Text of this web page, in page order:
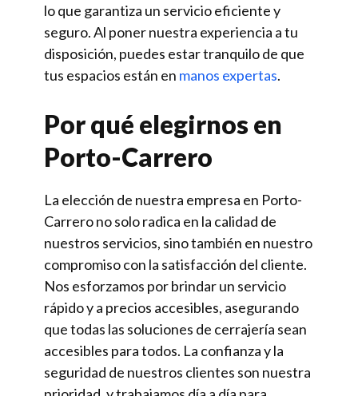
lo que garantiza un servicio eficiente y
seguro. Al poner nuestra experiencia a tu
disposición, puedes estar tranquilo de que
tus espacios están en manos expertas.
Por qué elegirnos en
Porto-Carrero
La elección de nuestra empresa en Porto-
Carrero no solo radica en la calidad de
nuestros servicios, sino también en nuestro
compromiso con la satisfacción del cliente.
Nos esforzamos por brindar un servicio
rápido y a precios accesibles, asegurando
que todas las soluciones de cerrajería sean
accesibles para todos. La confianza y la
seguridad de nuestros clientes son nuestra